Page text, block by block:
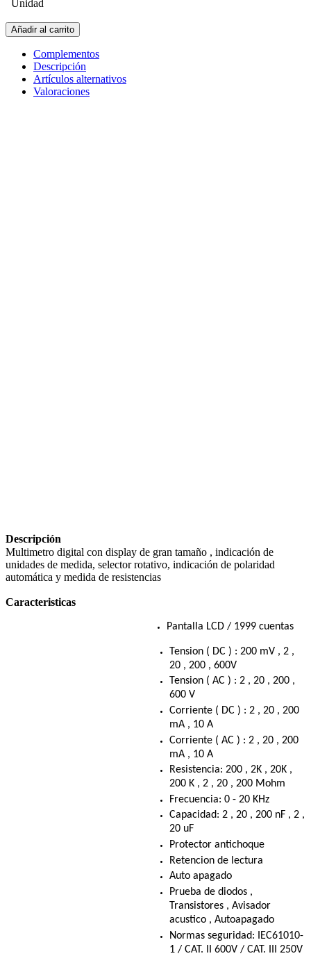
Unidad
Añadir al carrito
Complementos
Descripción
Artículos alternativos
Valoraciones
Descripción
Multimetro digital con display de gran tamaño , indicación de
unidades de medida, selector rotativo, indicación de polaridad
automática y medida de resistencias
Caracteristicas
Pantalla LCD / 1999 cuentas
Tension ( DC ) : 200 mV , 2 ,
20 , 200 , 600V
Tension ( AC ) : 2 , 20 , 200 ,
600 V
Corriente ( DC ) : 2 , 20 , 200
mA , 10 A
Corriente ( AC ) : 2 , 20 , 200
mA , 10 A
Resistencia: 200 , 2K , 20K ,
200 K , 2 , 20 , 200 Mohm
Frecuencia: 0 - 20 KHz
Capacidad: 2 , 20 , 200 nF , 2 ,
20 uF
Protector antichoque
Retencion de lectura
Auto apagado
Prueba de diodos ,
Transistores , Avisador
acustico , Autoapagado
Normas seguridad: IEC61010-
1 / CAT. II 600V / CAT. III 250V